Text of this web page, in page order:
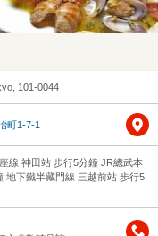
101-0044
町1-7-1
線 神田站 步行5分鐘 JR總武本
地下鐵半藏門線 三越前站 步行5